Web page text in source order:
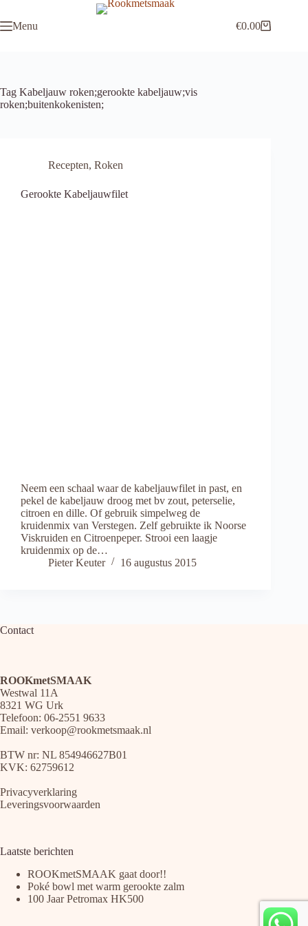
de Menu Winkelwagen
€0.00
Tag Kabeljauw roken;gerookte kabeljauw;vis
roken;buitenkokenisten;
Recepten, Roken
Gerookte Kabeljauwfilet
Neem een schaal waar de kabeljauwfilet in past, en
pekel de kabeljauw droog met bv zout, peterselie,
citroen en dille. Of gebruik simpelweg de
kruidenmix van Verstegen. Zelf gebruikte ik Noorse
Viskruiden en Citroenpeper. Strooi een laagje
kruidenmix op de…
Pieter Keuter
16 augustus 2015
Contact
ROOKmetSMAAK
Westwal 11A
8321 WG Urk
Telefoon: 06-2551 9633
Email: verkoop@rookmetsmaak.nl
BTW nr: NL 854946627B01
KVK: 62759612
Privacyverklaring
Leveringsvoorwaarden
Laatste berichten
ROOKmetSMAAK gaat door!!
Poké bowl met warm gerookte zalm
100 Jaar Petromax HK500